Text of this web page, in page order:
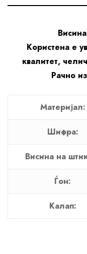
Користена е
квалитет,
Рачно
Материјал:
Шифра:
Висина на
Ѓон:
Калап: